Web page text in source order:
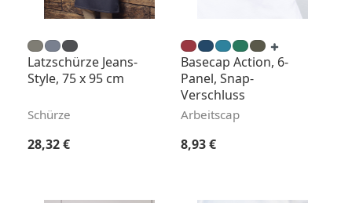
Latzschürze Jeans-
Style, 75 x 95 cm
Schürze
Regulärer Preis:
28,32 €
Basecap Action, 6-
Panel, Snap-
Verschluss
Arbeitscap
Regulärer Preis:
8,93 €